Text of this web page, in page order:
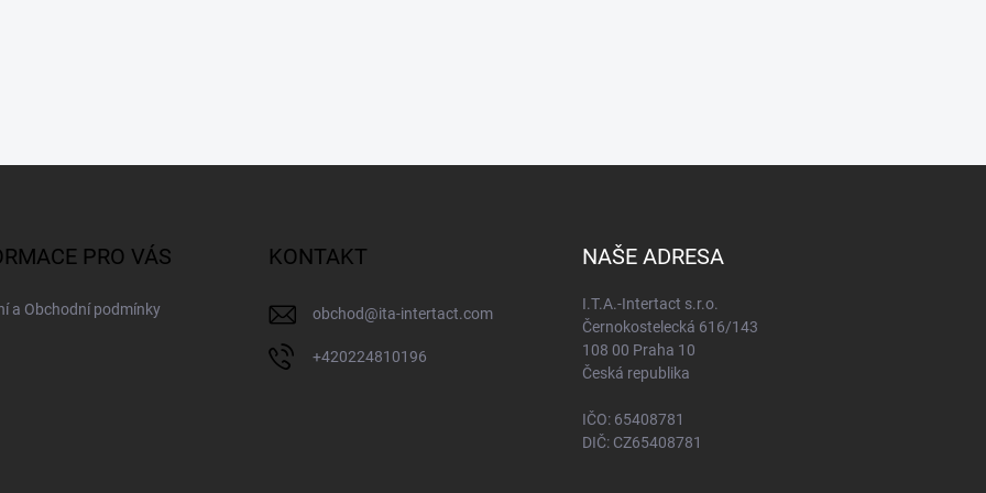
PRO VÁS
a Obchodní podmínky
KONTAKT
obchod@ita-intertact.com
+420224810196
NAŠE ADRESA
I.T.A.-Intertact s.r.o.
Černokostelecká 616/143
108 00 Praha 10
Česká republika
IČO: 65408781
DIČ: CZ65408781